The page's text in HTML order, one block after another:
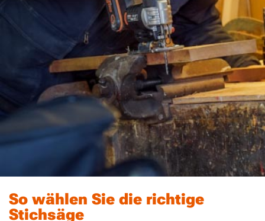
So wählen Sie die richtige
Stichsäge